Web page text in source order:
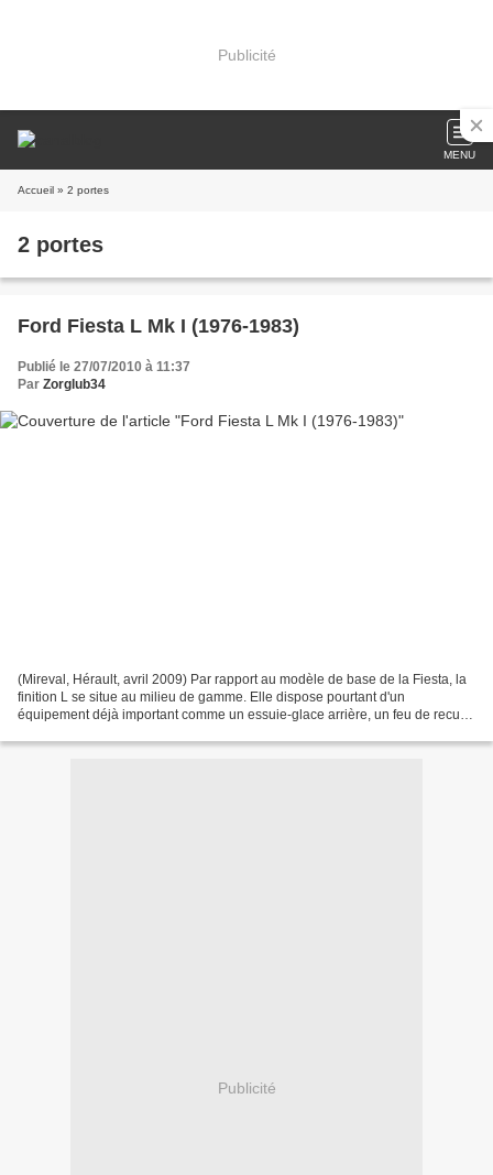
Publicité
MENU
Accueil » 2 portes
2 portes
Ford Fiesta L Mk I (1976-1983)
Publié le 27/07/2010 à 11:37
Par Zorglub34
(Mireval, Hérault, avril 2009) Par rapport au modèle de base de la Fiesta, la
finition L se situe au milieu de gamme. Elle dispose pourtant d'un
équipement déjà important comme un essuie-glace arrière, un feu de recul
Publicité